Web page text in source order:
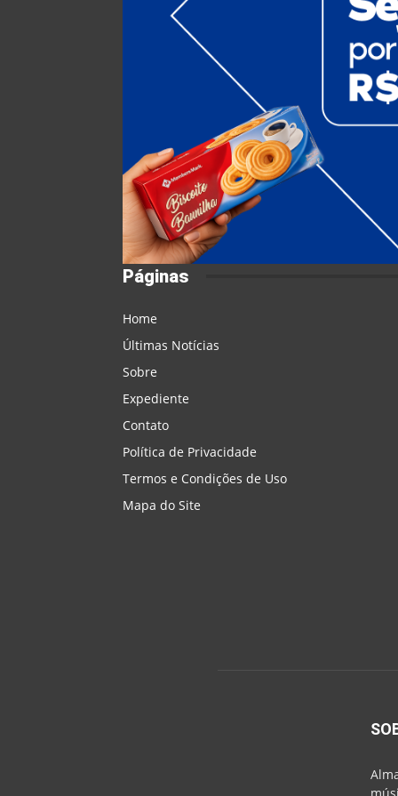
Páginas
Home
Últimas Notícias
Sobre
Expediente
Contato
Política de Privacidade
Termos e Condições de Uso
Mapa do Site